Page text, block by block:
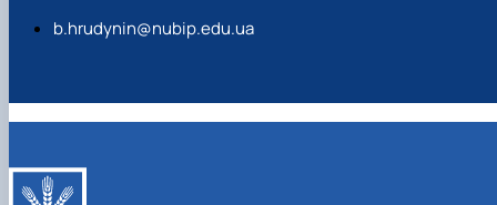
b.hrudynin@nubip.edu.ua